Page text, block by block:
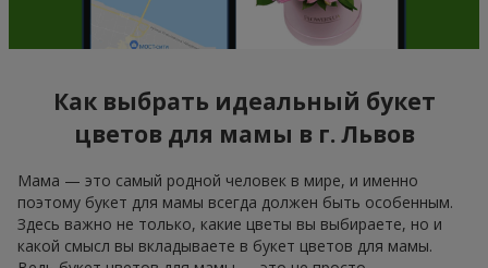
Как выбрать идеальный букет
цветов для мамы в г. Львов
Мама — это самый родной человек в мире, и именно
поэтому букет для мамы всегда должен быть особенным.
Здесь важно не только, какие цветы вы выбираете, но и
какой смысл вы вкладываете в букет цветов для мамы.